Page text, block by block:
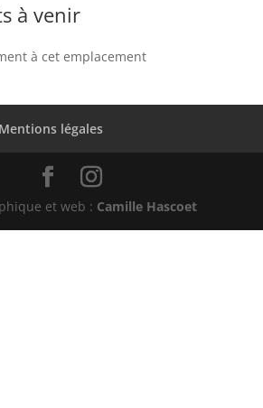
à venir
à cet emplacement
Mentions légales
et web : Camille Hascoet